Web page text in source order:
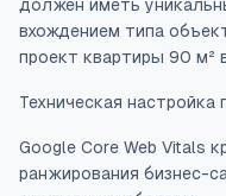
должен иметь
вхождением типа
проект квартиры 90 м²
Техническая
Google Core Web Vitals
ранжирования бизнес-